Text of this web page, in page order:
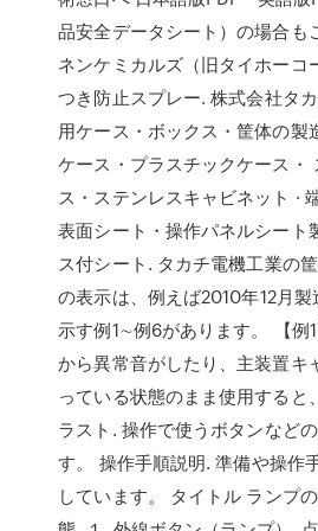
品安全データシート）の場合も
ネンケミカルズ（旧タイホーコ
つき防止スプレー. 株式会社タ
用ケース・ボックス・筐体の製
ケース・プラスチックケース・
ス・ステンレスキャビネット ·
表面シート・操作パネルシート
ス付シート. タカチ電機工業の
の表示は、例えば2010年12月
示す例1∼例6があります。 【例
から異常音がしたり、主装置キ
っている状態のまま使用すると
ラスト. 操作で使うボタンなど
す。 操作手順説明. 準備や操作
しています。 タイトル ランプ